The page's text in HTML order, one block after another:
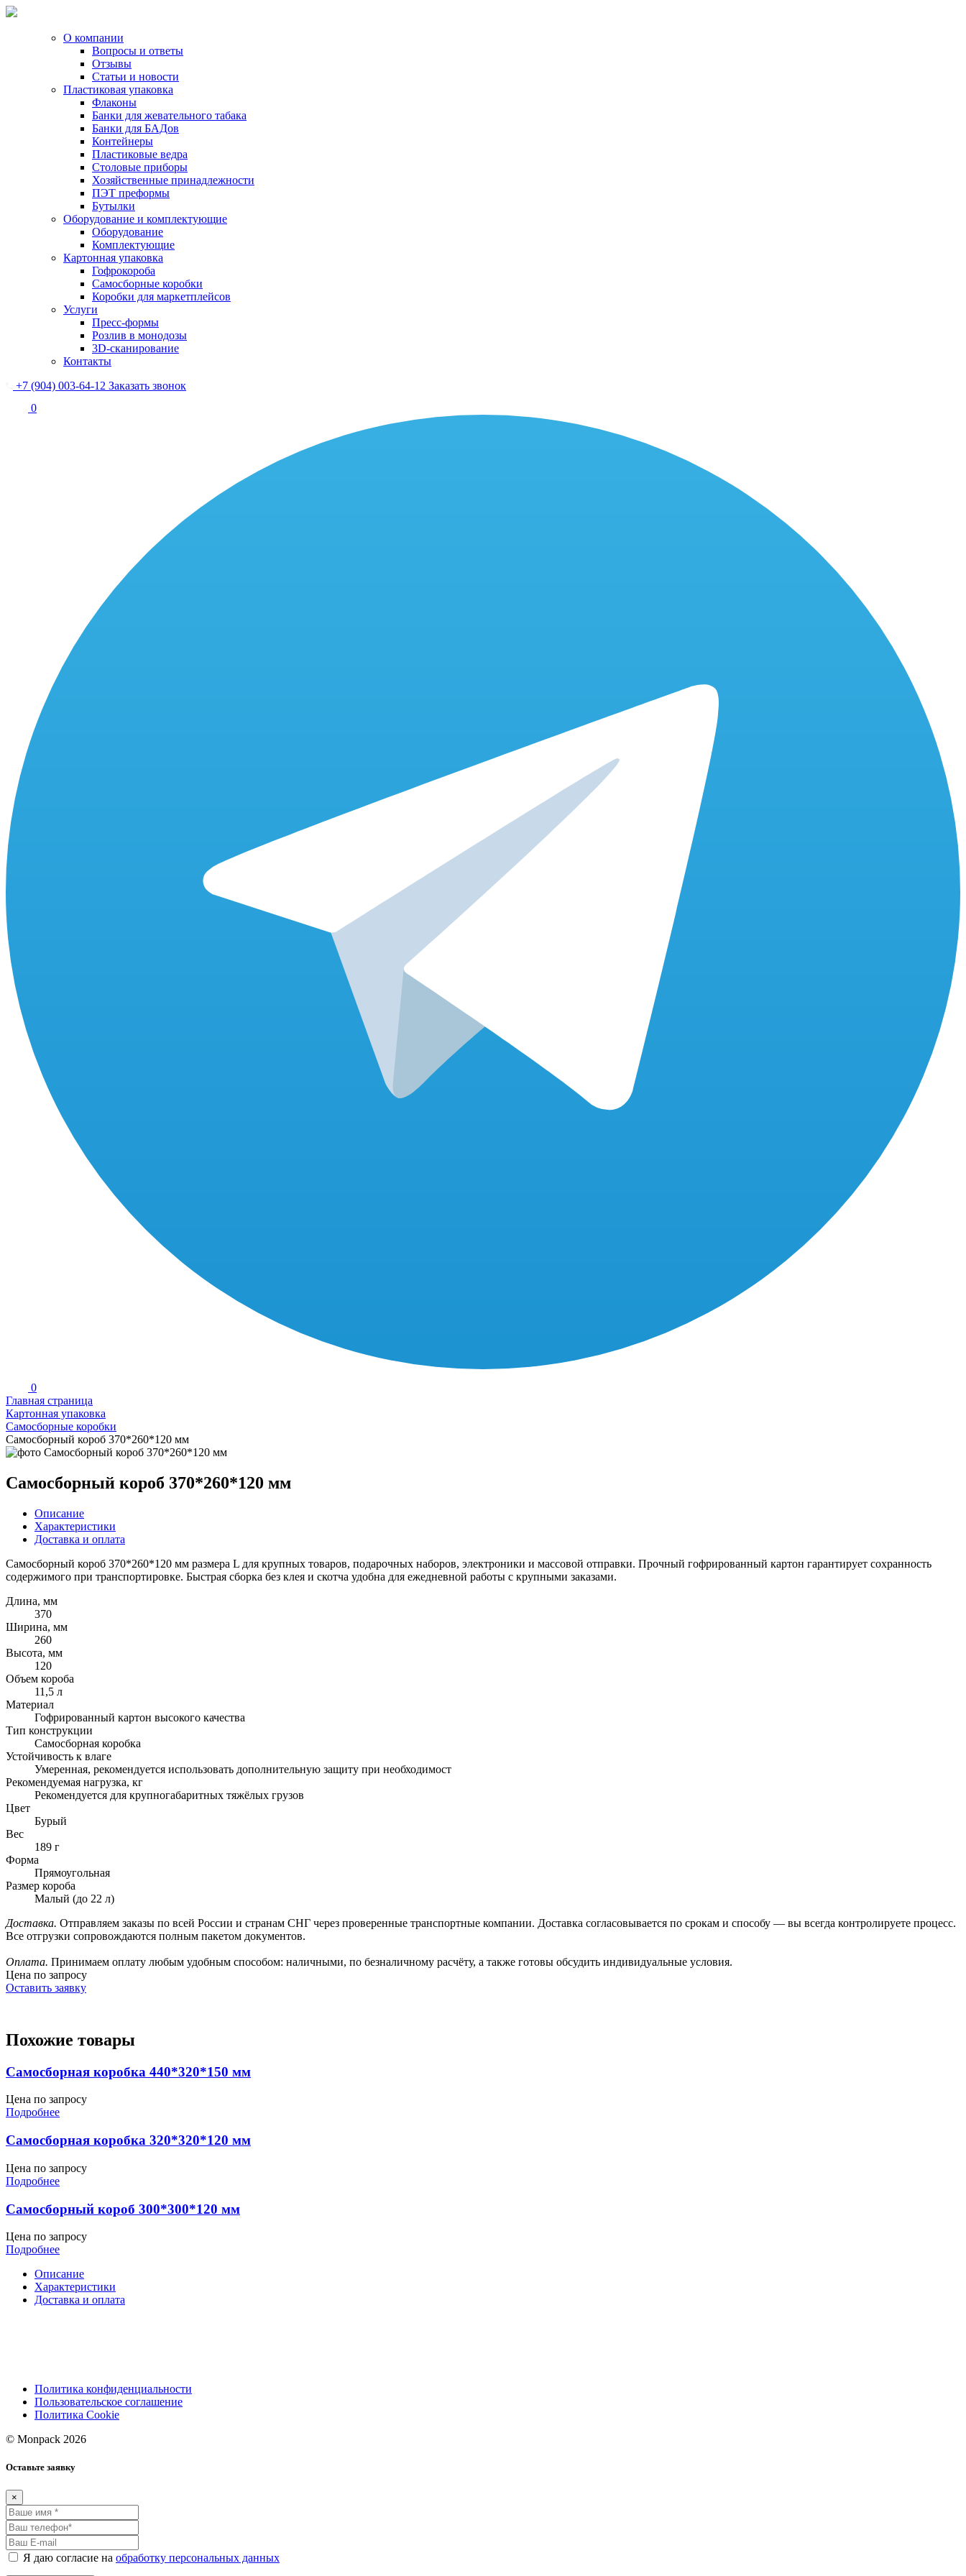
О компании
Вопросы и ответы
Отзывы
Статьи и новости
Пластиковая упаковка
Флаконы
Банки для жевательного табака
Банки для БАДов
Контейнеры
Пластиковые ведра
Столовые приборы
Хозяйственные принадлежности
ПЭТ преформы
Бутылки
Оборудование и комплектующие
Оборудование
Комплектующие
Картонная упаковка
Гофрокороба
Самосборные коробки
Коробки для маркетплейсов
Услуги
Пресс-формы
Розлив в монодозы
3D-сканирование
Контакты
+7 (904) 003-64-12 Заказать звонок
0
0
Главная страница
Картонная упаковка
Самосборные коробки
Самосборный короб 370*260*120 мм
Самосборный короб 370*260*120 мм
Описание
Характеристики
Доставка и оплата
Самосборный короб 370*260*120 мм размера L для крупных товаров, подарочных наборов, электроники и массовой отправки. Прочный гофрированный картон гарантирует сохранность
содержимого при транспортировке. Быстрая сборка без клея и скотча удобна для ежедневной работы с крупными заказами.
Длина, мм
370
Ширина, мм
260
Высота, мм
120
Объем короба
11,5 л
Материал
Гофрированный картон высокого качества
Тип конструкции
Самосборная коробка
Устойчивость к влаге
Умеренная, рекомендуется использовать дополнительную защиту при необходимост
Рекомендуемая нагрузка, кг
Рекомендуется для крупногабаритных тяжёлых грузов
Цвет
Бурый
Вес
189 г
Форма
Прямоугольная
Размер короба
Малый (до 22 л)
Доставка. Отправляем заказы по всей России и странам СНГ через проверенные транспортные компании. Доставка согласовывается по срокам и способу — вы всегда контролируете процесс.
Все отгрузки сопровождаются полным пакетом документов.
Оплата. Принимаем оплату любым удобным способом: наличными, по безналичному расчёту, а также готовы обсудить индивидуальные условия.
Цена по запросу
Оставить заявку
Похожие товары
Самосборная коробка 440*320*150 мм
Цена по запросу
Подробнее
Самосборная коробка 320*320*120 мм
Цена по запросу
Подробнее
Самосборный короб 300*300*120 мм
Цена по запросу
Подробнее
Описание
Характеристики
Доставка и оплата
Политика конфиденциальности
Пользовательское соглашение
Политика Cookie
© Monpack 2026
Оставьте заявку
×
Я даю согласие на обработку персональных данных